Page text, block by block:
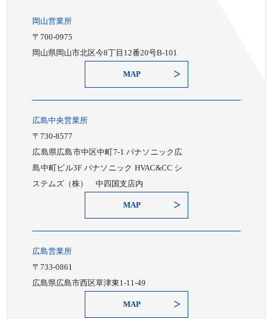
岡山営業所
〒700-0975
岡山県岡山市北区今8丁目12番20号B-101
MAP
広島中央営業所
〒730-8577
広島県広島市中区中町7-1 パナソニック広
島中町ビル3F パナソニック HVAC&CC シ
ステムズ（株） 中四国支店内
MAP
広島営業所
〒733-0861
広島県広島市西区草津東1-11-49
MAP